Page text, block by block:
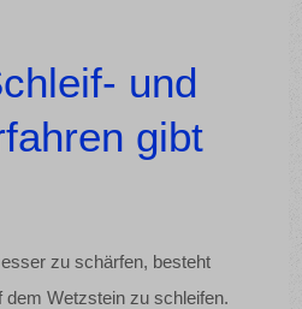
und
gibt
zu schärfen, besteht
dem Wetzstein zu schleifen.